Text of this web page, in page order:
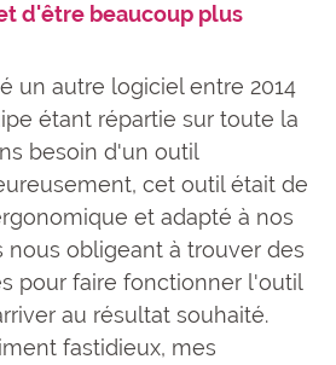
d'être beaucoup plus
un autre logiciel entre 2014
étant répartie sur toute la
besoin d'un outil
cet outil était de
et adapté à nos
nous obligeant à trouver des
pour faire fonctionner l'outil
au résultat souhaité.
fastidieux, mes